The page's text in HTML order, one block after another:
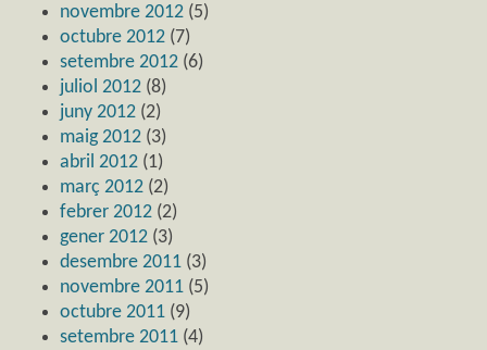
novembre 2012 (5)
octubre 2012 (7)
setembre 2012 (6)
juliol 2012 (8)
juny 2012 (2)
maig 2012 (3)
abril 2012 (1)
març 2012 (2)
febrer 2012 (2)
gener 2012 (3)
desembre 2011 (3)
novembre 2011 (5)
octubre 2011 (9)
setembre 2011 (4)